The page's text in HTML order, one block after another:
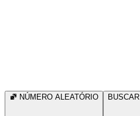
NÚMERO ALEATÓRIO BUSCAR